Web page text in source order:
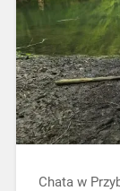
Chata w